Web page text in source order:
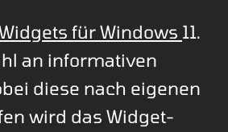
für Windows 11.
an informativen
diese nach eigenen
wird das Widget-